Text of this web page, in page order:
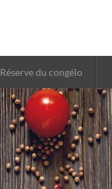
Réserve du congélo